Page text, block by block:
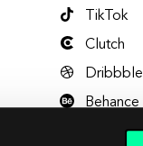
TikTok
Clutch
Dribbble
Behance